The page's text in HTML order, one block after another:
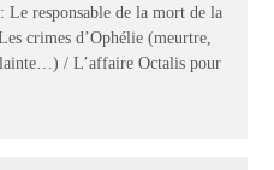
Le responsable de la mort de la
crimes d’Ophélie (meurtre,
/ L’affaire Octalis pour